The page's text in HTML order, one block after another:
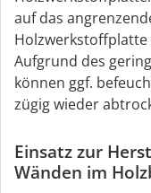
auf das
Holzwerkstoffplatte
Aufgrund des
können ggf.
zügig wieder
Einsatz zur
Wänden im